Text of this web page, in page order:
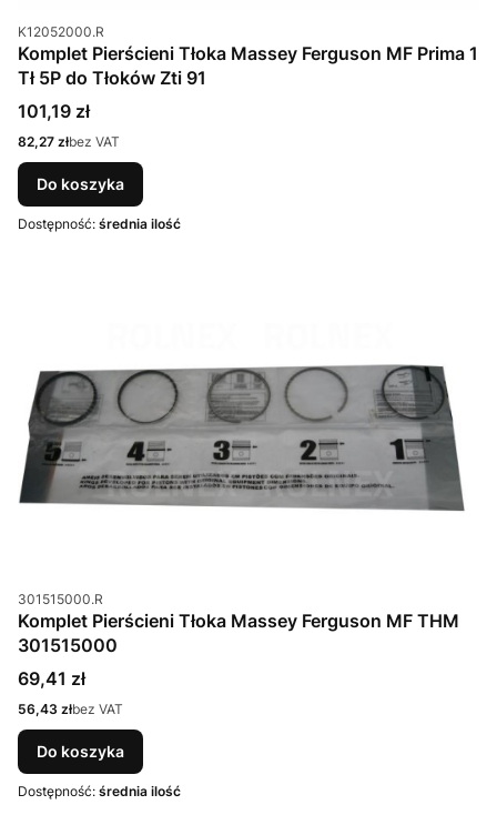
Kod produktu
K12052000.R
Komplet Pierścieni Tłoka Massey Ferguson MF Prima 1
Tł 5P do Tłoków Zti 91
Cena
101,19 zł
Cena
82,27 złbez VAT
Do koszyka
Dostępność: średnia ilość
Kod produktu
301515000.R
Komplet Pierścieni Tłoka Massey Ferguson MF THM
301515000
Cena
69,41 zł
Cena
56,43 złbez VAT
Do koszyka
Dostępność: średnia ilość